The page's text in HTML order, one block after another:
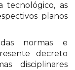
tecnológico, as
planos
normas e
decreto
disciplinares